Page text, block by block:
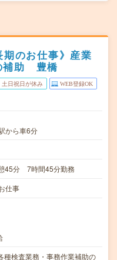
のお仕事》産業
補助 豊橋
土日祝日が休み WEB登録OK
から車6分
45分 7時間45分勤務
仕事
種検査業務・事務作業補助の